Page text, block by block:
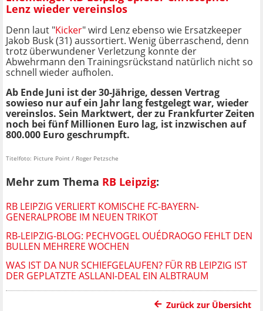
Lenz wieder vereinslos
Denn laut "Kicker" wird Lenz ebenso wie Ersatzkeeper
Jakob Busk(31) aussortiert. Wenig überraschend, denn
trotz überwundener Verletzung konnte der
Abwehrmann den Trainingsrückstand natürlich nicht so
schnell wieder aufholen.
Ab Ende Juni ist der 30-Jährige, dessen Vertrag
sowieso nur auf ein Jahr lang festgelegt war, wieder
vereinslos. Sein Marktwert, der zu Frankfurter Zeiten
noch bei fünf Millionen Euro lag, ist inzwischen auf
800.000 Euro geschrumpft.
Titelfoto: Picture Point / Roger Petzsche
Mehr zum Thema RB Leipzig:
RB LEIPZIG VERLIERT KOMISCHE FC-BAYERN-
GENERALPROBE IM NEUEN TRIKOT
RB-LEIPZIG-BLOG: PECHVOGEL OUÉDRAOGO FEHLT DEN
BULLEN MEHRERE WOCHEN
WAS IST DA NUR SCHIEFGELAUFEN? FÜR RB LEIPZIG IST
DER GEPLATZTE ASLLANI-DEAL EIN ALBTRAUM
Zurück zur Übersicht